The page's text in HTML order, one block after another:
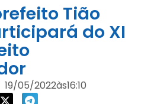
Tião
do XI
19/05/2022às16:10